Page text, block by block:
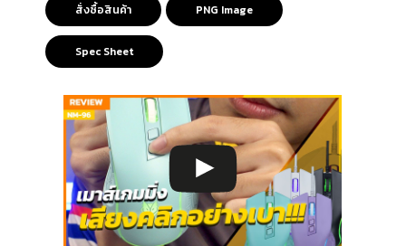
สั่งซื้อสินค้า PNG Image
Spec Sheet